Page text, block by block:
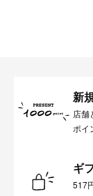
新
店舗
ポイ
ギ
517